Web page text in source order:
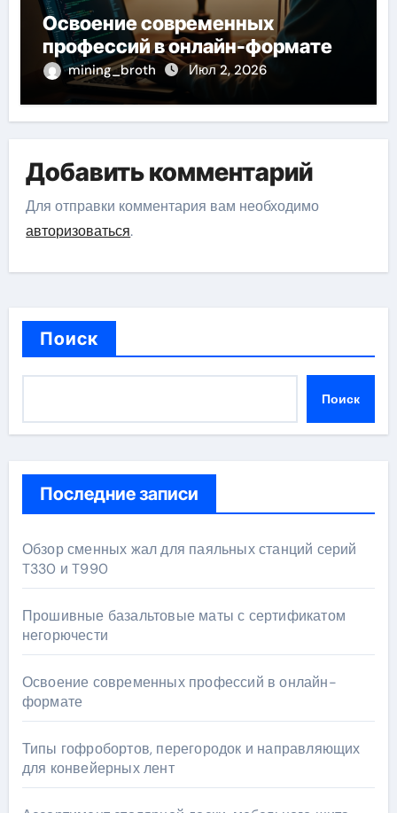
Освоение современных
профессий в онлайн-формате
mining_broth Июл 2, 2026
Добавить комментарий
Для отправки комментария вам необходимо
авторизоваться.
Поиск
Поиск
Последние записи
Обзор сменных жал для паяльных станций серий
T330 и T990
Прошивные базальтовые маты с сертификатом
негорючести
Освоение современных профессий в онлайн-
формате
Типы гофробортов, перегородок и направляющих
для конвейерных лент